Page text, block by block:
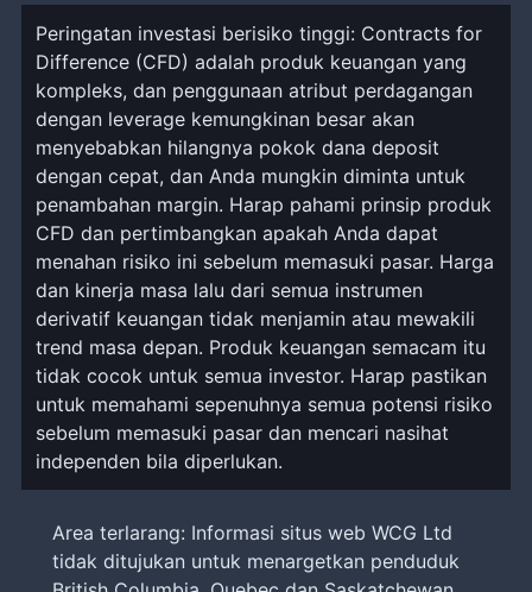
Peringatan investasi berisiko tinggi: Contracts for
Difference (CFD) adalah produk keuangan yang
kompleks, dan penggunaan atribut perdagangan
dengan leverage kemungkinan besar akan
menyebabkan hilangnya pokok dana deposit
dengan cepat, dan Anda mungkin diminta untuk
penambahan margin. Harap pahami prinsip produk
CFD dan pertimbangkan apakah Anda dapat
menahan risiko ini sebelum memasuki pasar. Harga
dan kinerja masa lalu dari semua instrumen
derivatif keuangan tidak menjamin atau mewakili
trend masa depan. Produk keuangan semacam itu
tidak cocok untuk semua investor. Harap pastikan
untuk memahami sepenuhnya semua potensi risiko
sebelum memasuki pasar dan mencari nasihat
independen bila diperlukan.
Area terlarang: Informasi situs web WCG Ltd
tidak ditujukan untuk menargetkan penduduk